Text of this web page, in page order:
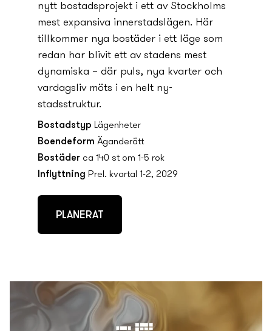
ny­tt bostadsprojekt i ett av Stockholms
mest expansiva innerstadslägen. Här
tillkommer ny­a bostäder i ett läge som
redan har blivit ett av stadens mest
dynamiska – där puls, ny­a kvarter och
vardagsliv möts i en helt ny­
stadsstruktur.
Bostadstyp Lägenheter
Boendeform Äganderätt
Bostäder ca 140 st om 1-5 rok
Inflyttning Prel. kvartal 1-2, 2029
PLANERAT